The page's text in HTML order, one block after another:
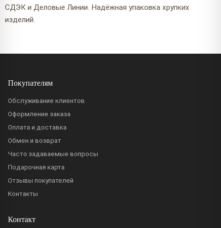
СДЭК и Деловые Линии. Надёжная упаковка хрупких
изделий.
Покупателям
Обслуживание клиентов
Оформление заказа
Оплата и доставка
Обмен и возврат
Часто задаваемые вопросы
Подарочная карта
Отзывы покупателей
Контакты
Контакт